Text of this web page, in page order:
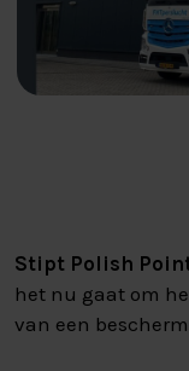
Stipt Polish
het nu gaat om
van een